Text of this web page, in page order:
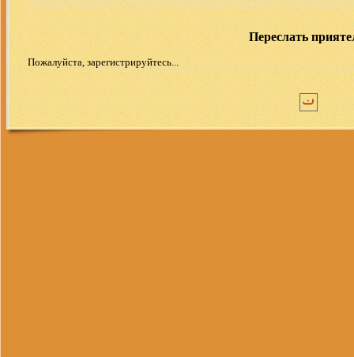
Переслать
Пожалуйста, зарегистрируйтесь...